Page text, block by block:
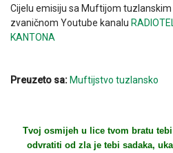
Cijelu emisiju sa Muftijom
zvaničnom Youtube kanalu
KANTONA
Preuzeto sa: Muftijstvo tuzlansko
Tvoj osmijeh u lice tvom bratu
odvratiti od zla je tebi sadaka,